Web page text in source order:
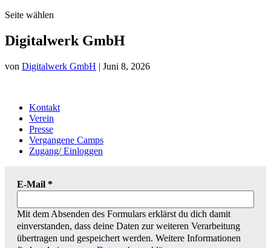
Seite wählen
Digitalwerk GmbH
von Digitalwerk GmbH | Juni 8, 2026
Kontakt
Verein
Presse
Vergangene Camps
Zugang/ Einloggen
E-Mail *
Mit dem Absenden des Formulars erklärst du dich damit
einverstanden, dass deine Daten zur weiteren Verarbeitung
übertragen und gespeichert werden. Weitere Informationen